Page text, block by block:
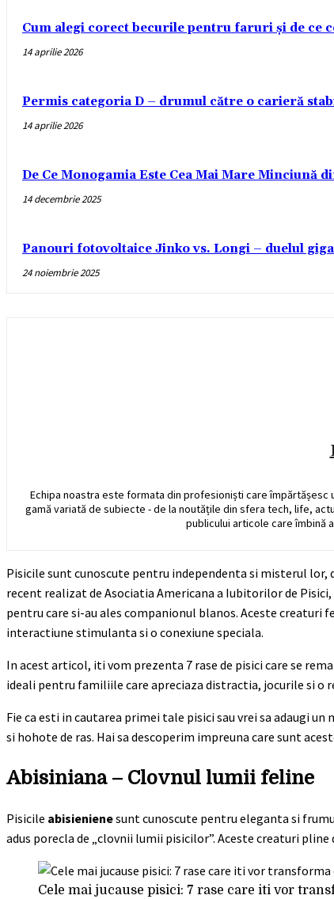
Cum alegi corect becurile pentru faruri și de ce
14 aprilie 2026
Permis categoria D – drumul către o carieră
14 aprilie 2026
De Ce Monogamia Este Cea Mai Mare Minciună
14 decembrie 2025
Panouri fotovoltaice Jinko vs. Longi – duelul
24 noiembrie 2025
Echipa noastra este formata din profesioniști care
gamă variată de subiecte - de la noutățile din sfera tech, life,
publicului articole care îmbină
Pisicile sunt cunoscute pentru independenta si misterul lor,
recent realizat de Asociatia Americana a Iubitorilor de
pentru care si-au ales companionul blanos. Aceste creaturi
interactiune stimulanta si o conexiune speciala.
In acest articol, iti vom prezenta 7 rase de pisici care se
ideali pentru familiile care apreciaza distractia, jocurile si o
Fie ca esti in cautarea primei tale pisici sau vrei sa adaugi
si hohote de ras. Hai sa descoperim impreuna care sunt
Abisiniana – Clovnul lumii feline
Pisicile abisienienesunt cunoscute pentru eleganta si
adus porecla de „clovnii lumii pisicilor”. Aceste creaturi
Cele mai jucause pisici: 7 rase care iti vor